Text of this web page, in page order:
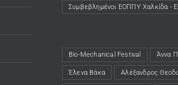
Συμβεβλημένοι ΕΟΠΠΥ Χαλκίδα -
(opens in a new tab)
Bio-Mechanical Festival Άννα
Έλενα Βάκα Αλέξανδρος